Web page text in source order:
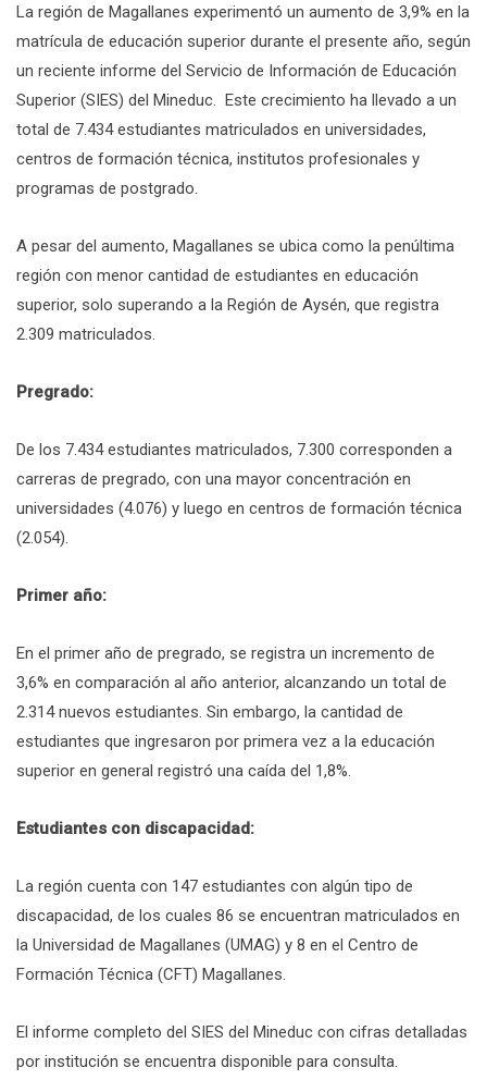
La región de Magallanes experimentó un aumento de 3,9% en la
matrícula de educación superior durante el presente año, según
un reciente informe del Servicio de Información de Educación
Superior (SIES) del Mineduc. Este crecimiento ha llevado a un
total de 7.434 estudiantes matriculados en universidades,
centros de formación técnica, institutos profesionales y
programas de postgrado.
A pesar del aumento, Magallanes se ubica como la penúltima
región con menor cantidad de estudiantes en educación
superior, solo superando a la Región de Aysén, que registra
2.309 matriculados.
Pregrado:
De los 7.434 estudiantes matriculados, 7.300 corresponden a
carreras de pregrado, con una mayor concentración en
universidades (4.076) y luego en centros de formación técnica
(2.054).
Primer año:
En el primer año de pregrado, se registra un incremento de
3,6% en comparación al año anterior, alcanzando un total de
2.314 nuevos estudiantes. Sin embargo, la cantidad de
estudiantes que ingresaron por primera vez a la educación
superior en general registró una caída del 1,8%.
Estudiantes con discapacidad:
La región cuenta con 147 estudiantes con algún tipo de
discapacidad, de los cuales 86 se encuentran matriculados en
la Universidad de Magallanes (UMAG) y 8 en el Centro de
Formación Técnica (CFT) Magallanes.
El informe completo del SIES del Mineduc con cifras detalladas
por institución se encuentra disponible para consulta.